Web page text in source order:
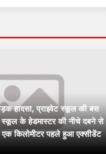
हादसा, प्राइवेट स्कूल की बस
स्कूल के हेडमास्टर की नीचे दबने से
किलोमीटर पहले हुआ एक्सीडेंट